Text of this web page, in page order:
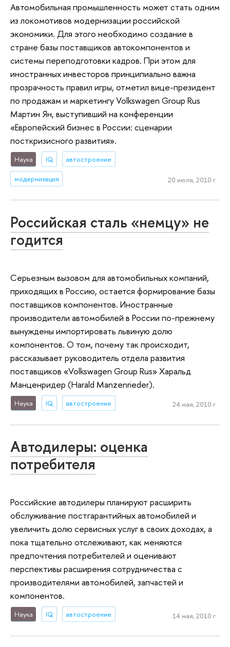
Автомобильная промышленность может стать одним
из локомотивов модернизации российской
экономики. Для этого необходимо создание в
стране базы поставщиков автокомпонентов и
системы переподготовки кадров. При этом для
иностранных инвесторов принципиально важна
прозрачность правил игры, отметил вице-президент
по продажам и маркетингу Volkswagen Group Rus
Мартин Ян, выступивший на конференции
«Европейский бизнес в России: сценарии
посткризисного развития».
Наука IQ автостроение
модернизация 20 июля, 2010 г.
Российская сталь «немцу» не
годится
Серьезным вызовом для автомобильных компаний,
приходящих в Россию, остается формирование базы
поставщиков компонентов. Иностранные
производители автомобилей в России по-прежнему
вынуждены импортировать львиную долю
компонентов. О том, почему так происходит,
рассказывает руководитель отдела развития
поставщиков «Volkswagen Group Rus» Харальд
Манценридер (Harald Manzenrieder).
Наука IQ автостроение 24 мая, 2010 г.
Автодилеры: оценка
потребителя
Российские автодилеры планируют расширить
обслуживание постгарантийных автомобилей и
увеличить долю сервисных услуг в своих доходах, а
пока тщательно отслеживают, как меняются
предпочтения потребителей и оценивают
перспективы расширения сотрудничества с
производителями автомобилей, запчастей и
компонентов.
Наука IQ автостроение 14 мая, 2010 г.